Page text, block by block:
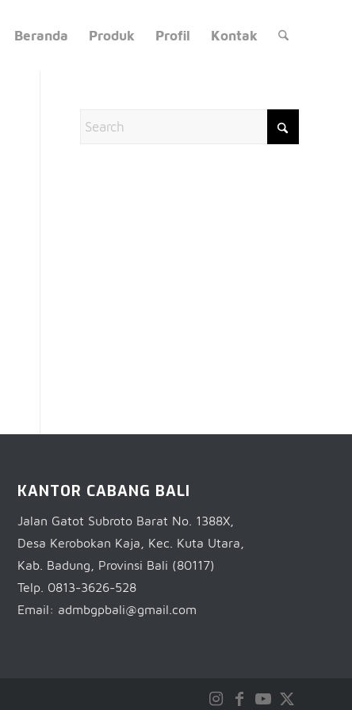
Beranda Produk Profil Kontak
KANTOR CABANG BALI
Jalan Gatot Subroto Barat No. 1388X,
Desa Kerobokan Kaja, Kec. Kuta Utara,
Kab. Badung, Provinsi Bali (80117)
Telp. 0813-3626-528
Email: admbgpbali@gmail.com